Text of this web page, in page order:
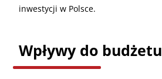
inwestycji w Polsce.
Wpływy do budżetu